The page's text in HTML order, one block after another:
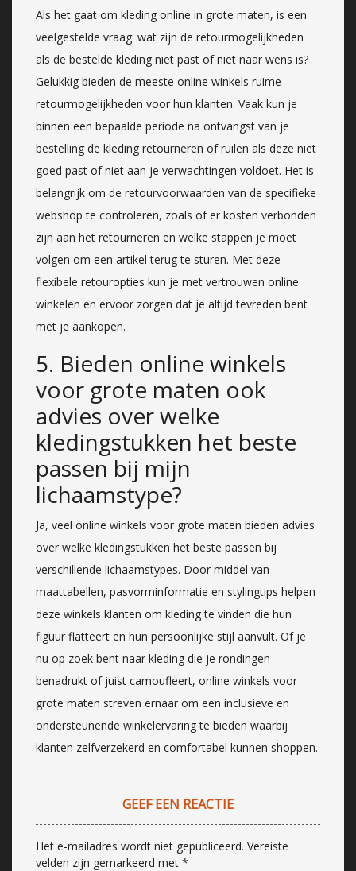
Als het gaat om kleding online in grote maten, is een
veelgestelde vraag: wat zijn de retourmogelijkheden
als de bestelde kleding niet past of niet naar wens is?
Gelukkig bieden de meeste online winkels ruime
retourmogelijkheden voor hun klanten. Vaak kun je
binnen een bepaalde periode na ontvangst van je
bestelling de kleding retourneren of ruilen als deze niet
goed past of niet aan je verwachtingen voldoet. Het is
belangrijk om de retourvoorwaarden van de specifieke
webshop te controleren, zoals of er kosten verbonden
zijn aan het retourneren en welke stappen je moet
volgen om een artikel terug te sturen. Met deze
flexibele retouropties kun je met vertrouwen online
winkelen en ervoor zorgen dat je altijd tevreden bent
met je aankopen.
5. Bieden online winkels
voor grote maten ook
advies over welke
kledingstukken het beste
passen bij mijn
lichaamstype?
Ja, veel online winkels voor grote maten bieden advies
over welke kledingstukken het beste passen bij
verschillende lichaamstypes. Door middel van
maattabellen, pasvorminformatie en stylingtips helpen
deze winkels klanten om kleding te vinden die hun
figuur flatteert en hun persoonlijke stijl aanvult. Of je
nu op zoek bent naar kleding die je rondingen
benadrukt of juist camoufleert, online winkels voor
grote maten streven ernaar om een inclusieve en
ondersteunende winkelervaring te bieden waarbij
klanten zelfverzekerd en comfortabel kunnen shoppen.
GEEF EEN REACTIE
Het e-mailadres wordt niet gepubliceerd. Vereiste
velden zijn gemarkeerd met *